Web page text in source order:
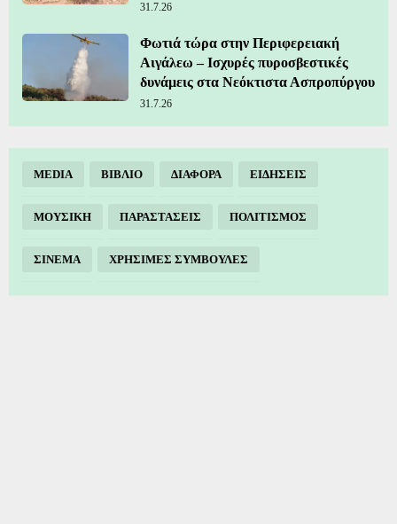
31.7.26
Φωτιά τώρα στην Περιφερειακή
Αιγάλεω – Ισχυρές πυροσβεστικές
δυνάμεις στα Νεόκτιστα Ασπροπύργου
31.7.26
MEDIA ΒΙΒΛΙΟ ΔΙΑΦΟΡΑ ΕΙΔΗΣΕΙΣ
ΜΟΥΣΙΚΗ ΠΑΡΑΣΤΑΣΕΙΣ ΠΟΛΙΤΙΣΜΟΣ
ΣΙΝΕΜΑ ΧΡΗΣΙΜΕΣ ΣΥΜΒΟΥΛΕΣ